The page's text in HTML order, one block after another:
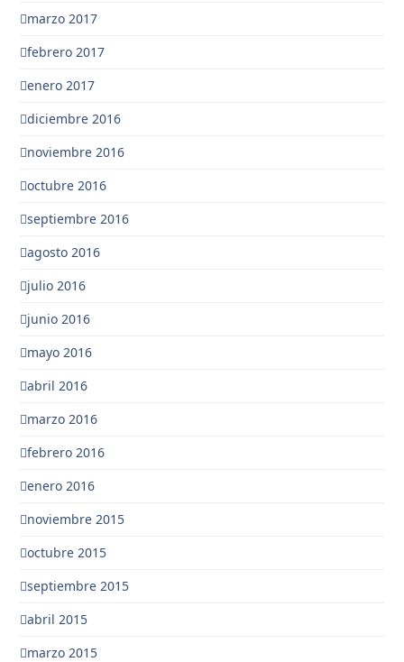
marzo 2017
febrero 2017
enero 2017
diciembre 2016
noviembre 2016
octubre 2016
septiembre 2016
agosto 2016
julio 2016
junio 2016
mayo 2016
abril 2016
marzo 2016
febrero 2016
enero 2016
noviembre 2015
octubre 2015
septiembre 2015
abril 2015
marzo 2015